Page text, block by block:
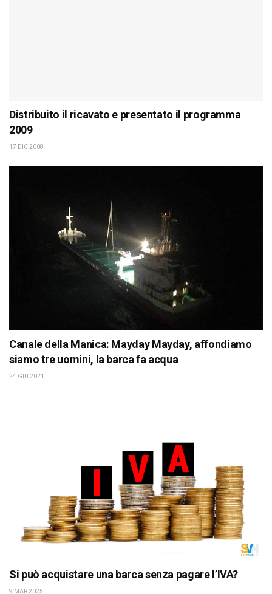
Distribuito il ricavato e presentato il programma
2009
17 DIC 2008
Canale della Manica: Mayday Mayday, affondiamo
siamo tre uomini, la barca fa acqua
24 GIU 2021
Si può acquistare una barca senza pagare l’IVA?
9 MAR 2025